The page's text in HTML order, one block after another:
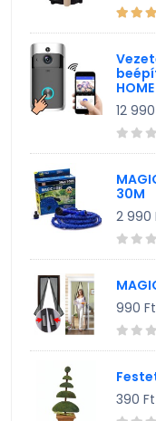
HOME
12
30M
2 990
990 Ft
390 Ft